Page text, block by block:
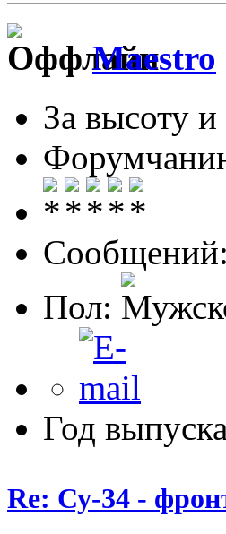
Maestro
За высоту и
Пол:
Год
Re: Су-34 -